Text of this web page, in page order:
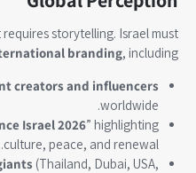
storytelling. Israel must
branding, including:
creators and influencers
worldwide.
Israel 2026” highlighting
culture, peace, and renewal.
(Thailand, Dubai, USA,